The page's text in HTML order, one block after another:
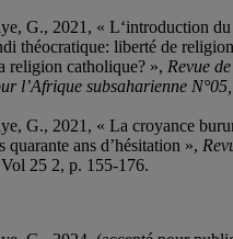
G., 2021, « L‘introduction
théocratique: liberté de
religion catholique? », Revue
l’Afrique subsaharienne N°05,
G., 2021, « La croyance
quarante ans d’hésitation »,
25 2, p. 155-176.